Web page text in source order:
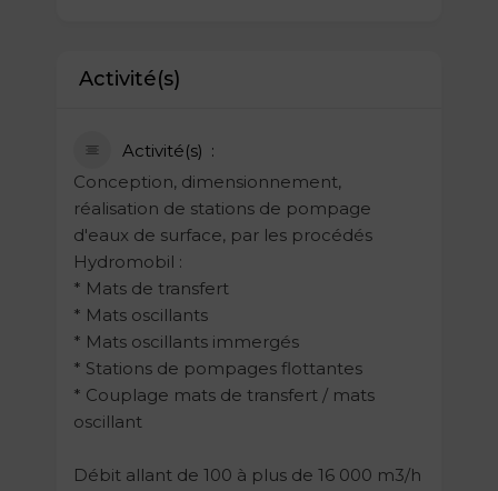
Activité(s)
Activité(s)
Conception, dimensionnement,
réalisation de stations de pompage
d'eaux de surface, par les procédés
Hydromobil :
* Mats de transfert
* Mats oscillants
* Mats oscillants immergés
* Stations de pompages flottantes
* Couplage mats de transfert / mats
oscillant
Débit allant de 100 à plus de 16 000 m3/h